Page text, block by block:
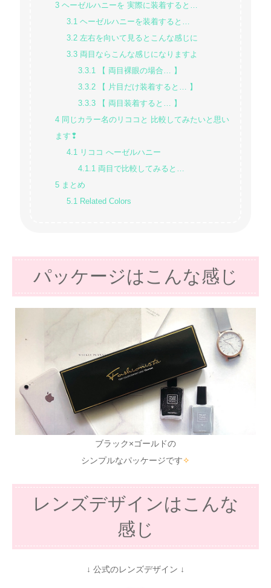
3 ヘーゼルハニーを 実際に装着すると…
3.1 ヘーゼルハニーを装着すると…
3.2左右を向いて見るとこんな感じに
3.3両目ならこんな感じになりますよ
3.3.1
【 両目裸眼の場合… 】
3.3.2【 片目だけ装着すると… 】
3.3.3【 両目装着すると… 】
4 同じカラー名のリココと 比較してみたいと思い
ます❢
4.1
リココ へーゼルハニー
4.1.1 両目で比較してみると…
5 まとめ
5.1
Related Colors
パッケージはこんな感じ
ブラック×ゴールドの
シンプルなパッケージです✧
レンズデザインはこんな
感じ
↓ 公式のレンズデザイン ↓